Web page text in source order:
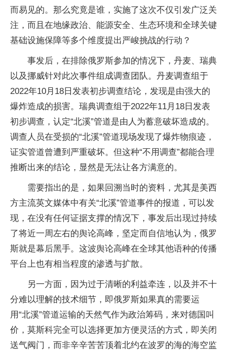
而易见的。那么究竟是谁，实施了这次不仅引发广泛关
注，而且在地缘政治、能源安全、生态环境和全球关键
基础设施保障等多个维度提出严峻挑战的行动？
事发后，在排除俄罗斯参加的情况下，丹麦、瑞典
以及挪威针对此次事件组成调查团队。丹麦调查组于
2022年10月18日发表初步调查结论，发现是由强大的
爆炸造成的损害。瑞典调查组于2022年11月18日发表
初步调查，认定“北溪”管道是由人为蓄意破坏造成的。
调查人员在受损的“北溪”管道现场发现了爆炸物痕迹，
证实管道曾遭到严重破坏。但这种“不用调查”都能合理
推断出来的结论，显然是无法让各方满意的。
需要指出的是，如果回溯当时的资料，尤其是美西
方主流英文媒体中有关“北溪”管道事件的报道，可以发
现，在没有任何证据支撑的情况下，事发后出现过持续
了将近一周左右的舆论高峰，坚定而自信地认为，俄罗
斯就是幕后黑手。这波舆论高峰在全球其他语种的传播
平台上也有相当程度的渗透与扩散。
另一方面，因为过于清晰的利益牵连，以及并不十
分难以理解的技术细节，即俄罗斯如果真的需要运
用“北溪”管道运输的天然气作为政治筹码，来对德国叫
价，莫斯科完全可以选择更加方便灵活的方式，即关闭
送气阀门，而非辛辛苦苦顶着北约在波罗的海的海空监